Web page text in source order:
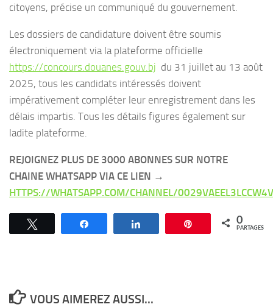
citoyens, précise un communiqué du gouvernement.
Les dossiers de candidature doivent être soumis
électroniquement via la plateforme officielle
https://concours.douanes.gouv.bj du 31 juillet au 13 août
2025, tous les candidats intéressés doivent
impérativement compléter leur enregistrement dans les
délais impartis. Tous les détails figures également sur
ladite plateforme.
REJOIGNEZ PLUS DE 3000 ABONNES SUR NOTRE
CHAINE WHATSAPP VIA CE LIEN →
HTTPS://WHATSAPP.COM/CHANNEL/
Épingle 0
PARTAGES
VOUS AIMEREZ AUSSI...